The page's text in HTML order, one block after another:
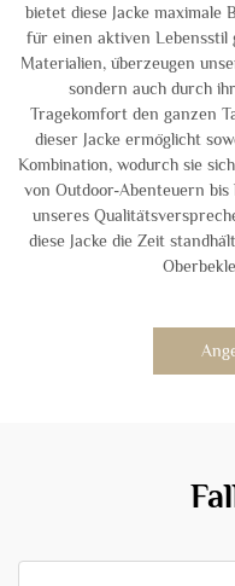
bietet diese Jacke
für einen aktiven Lebensstil
Materialien, überzeugen
sondern auch durch
Tragekomfort den ganzen
dieser Jacke ermöglicht
Kombination, wodurch sie
von Outdoor-Abenteuern
unseres
diese Jacke die Zeit